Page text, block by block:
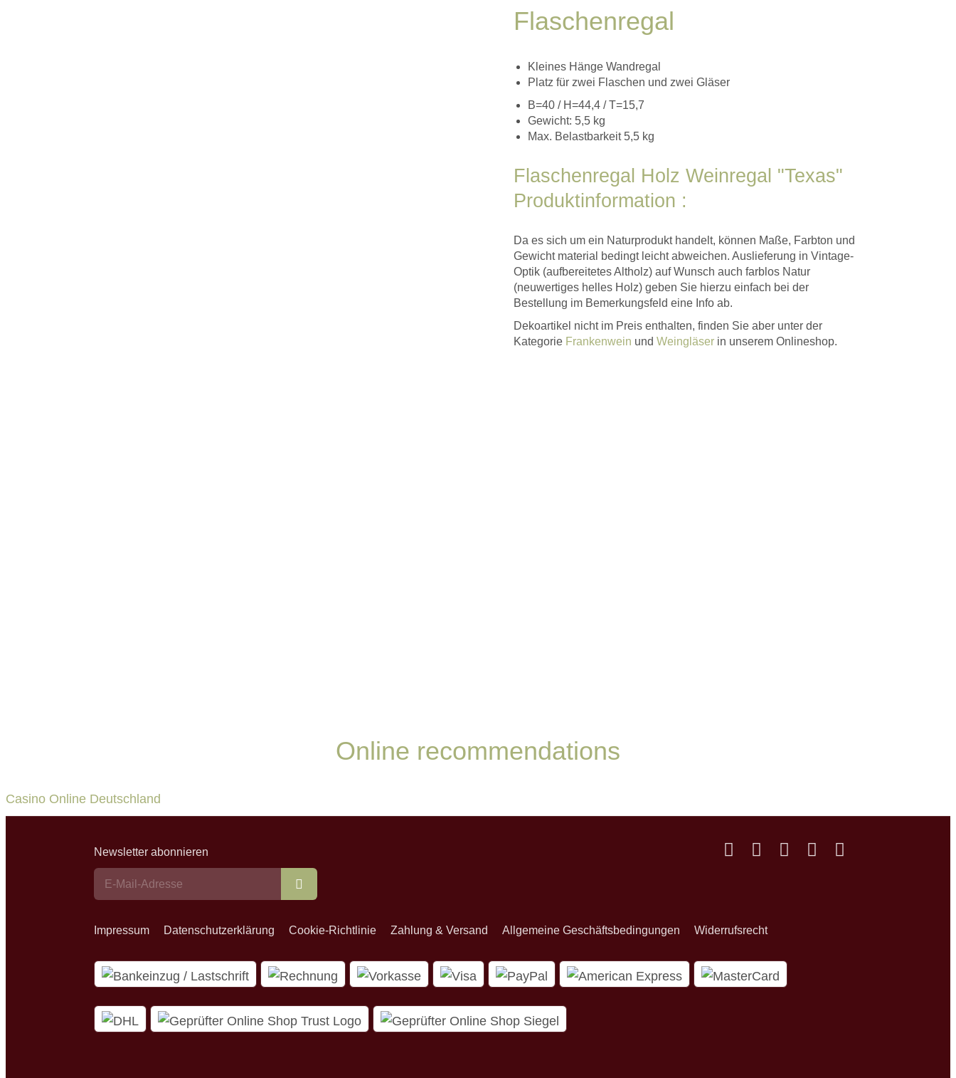
Flaschenregal
Kleines Hänge Wandregal
Platz für zwei Flaschen und zwei Gläser
B=40 / H=44,4 / T=15,7
Gewicht: 5,5 kg
Max. Belastbarkeit 5,5 kg
Flaschenregal Holz Weinregal "Texas"
Produktinformation :
Da es sich um ein Naturprodukt handelt, können Maße, Farbton und
Gewicht material bedingt leicht abweichen. Auslieferung in Vintage-
Optik (aufbereitetes Altholz) auf Wunsch auch farblos Natur
(neuwertiges helles Holz) geben Sie hierzu einfach bei der
Bestellung im Bemerkungsfeld eine Info ab.
Dekoartikel nicht im Preis enthalten, finden Sie aber unter der
Kategorie Frankenwein und Weingläser in unserem Onlineshop.
Online recommendations
Casino Online Deutschland
Newsletter abonnieren
Impressum Datenschutzerklärung Cookie-Richtlinie Zahlung & Versand Allgemeine Geschäftsbedingungen Widerrufsrecht